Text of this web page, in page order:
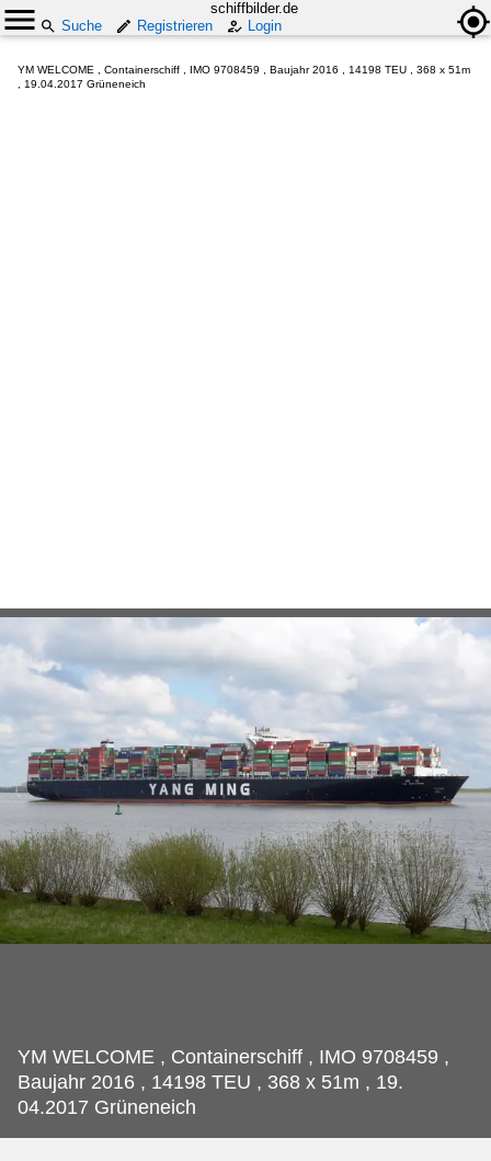
schiffbilder.de
Suche
Registrieren Login
YM WELCOME , Containerschiff , IMO 9708459 , Baujahr 2016 , 14198 TEU , 368 x 51m
, 19.04.2017 Grüneneich
YM WELCOME , Containerschiff , IMO 9708459 ,
Baujahr 2016 , 14198 TEU , 368 x 51m , 19.
04.2017 Grüneneich